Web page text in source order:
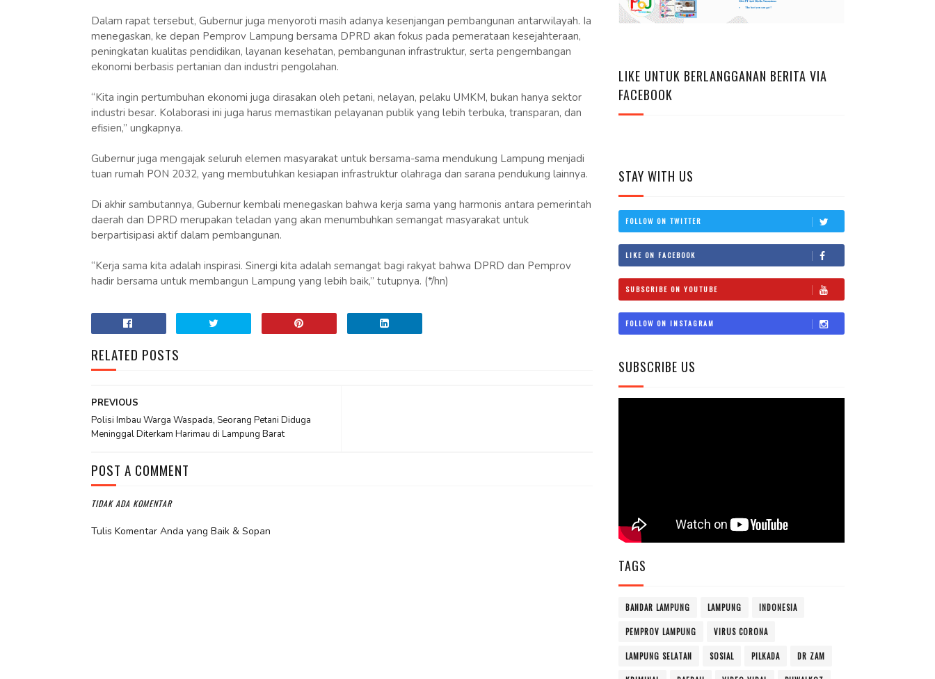
Dalam rapat tersebut, Gubernur juga menyoroti masih adanya kesenjangan pembangunan antarwilayah. Ia
menegaskan, ke depan Pemprov Lampung bersama DPRD akan fokus pada pemerataan kesejahteraan,
peningkatan kualitas pendidikan, layanan kesehatan, pembangunan infrastruktur, serta pengembangan
ekonomi berbasis pertanian dan industri pengolahan.
“Kita ingin pertumbuhan ekonomi juga dirasakan oleh petani, nelayan, pelaku UMKM, bukan hanya sektor
industri besar. Kolaborasi ini juga harus memastikan pelayanan publik yang lebih terbuka, transparan, dan
efisien,” ungkapnya.
Gubernur juga mengajak seluruh elemen masyarakat untuk bersama-sama mendukung Lampung menjadi
tuan rumah PON 2032, yang membutuhkan kesiapan infrastruktur olahraga dan sarana pendukung lainnya.
Di akhir sambutannya, Gubernur kembali menegaskan bahwa kerja sama yang harmonis antara pemerintah
daerah dan DPRD merupakan teladan yang akan menumbuhkan semangat masyarakat untuk
berpartisipasi aktif dalam pembangunan.
“Kerja sama kita adalah inspirasi. Sinergi kita adalah semangat bagi rakyat bahwa DPRD dan Pemprov
hadir bersama untuk membangun Lampung yang lebih baik,” tutupnya. (*/hn)
RELATED POSTS
PREVIOUS
Polisi Imbau Warga Waspada, Seorang Petani Diduga
Meninggal Diterkam Harimau di Lampung Barat
POST A COMMENT
TIDAK ADA KOMENTAR
Tulis Komentar Anda yang Baik & Sopan
LIKE UNTUK BERLANGGANAN BERITA VIA
FACEBOOK
STAY WITH US
FOLLOW ON TWITTER
LIKE ON FACEBOOK
SUBSCRIBE ON YOUTUBE
FOLLOW ON INSTAGRAM
SUBSCRIBE US
TAGS
BANDAR LAMPUNG LAMPUNG INDONESIA
PEMPROV LAMPUNG VIRUS CORONA
LAMPUNG SELATAN SOSIAL PILKADA DR ZAM